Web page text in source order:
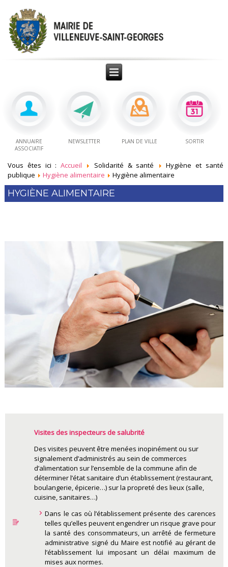
ANNUAIRE
ASSOCIATIF
NEWSLETTER PLAN DE VILLE SORTIR
Vous êtes ici : Accueil Solidarité & santé
Hygiène et santé
publique
Hygiène alimentaire Hygiène alimentaire
HYGIÈNE ALIMENTAIRE
Visites des inspecteurs de salubrité
Des visites peuvent être menées inopinément ou sur
signalement d’administrés au sein de commerces
d’alimentation sur l’ensemble de la commune afin de
déterminer l’état sanitaire d’un établissement (restaurant,
boulangerie, épicerie…) sur la propreté des lieux (salle,
cuisine, sanitaires…)
Dans le cas où l’établissement présente des carences
telles qu’elles peuvent engendrer un risque grave pour
la santé des consommateurs, un arrêté de fermeture
administrative signé du Maire est notifié au gérant de
l’établissement lui imposant un délai maximum de
mises aux normes.